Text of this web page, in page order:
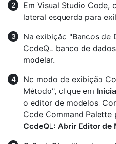
Em Visual Studio Code,
lateral esquerda para
Na exibição "Bancos de
CodeQL banco de
modelar.
No modo de exibição
Método", clique em
o editor de modelos.
Code Command Palette
CodeQL: Abrir Editor de